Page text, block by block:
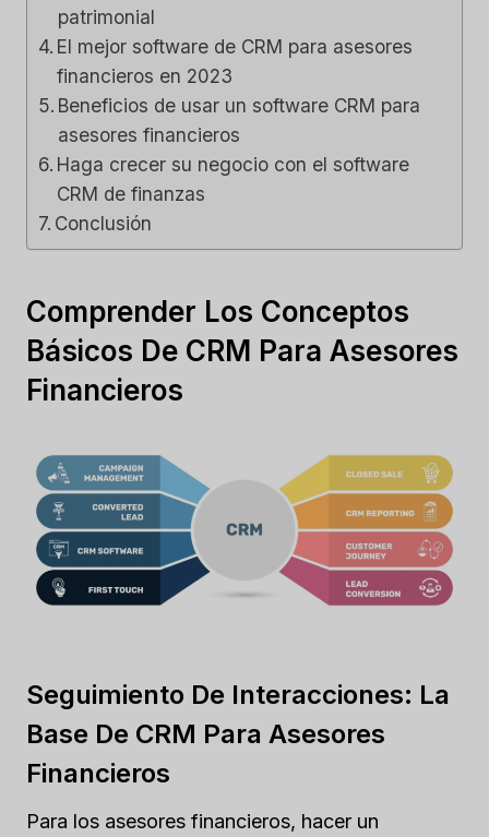
patrimonial
El mejor software de CRM para asesores
financieros en 2023
Beneficios de usar un software CRM para
asesores financieros
Haga crecer su negocio con el software
CRM de finanzas
Conclusión
Comprender Los Conceptos
Básicos De CRM Para Asesores
Financieros
Seguimiento De Interacciones: La
Base De CRM Para Asesores
Financieros
Para los asesores financieros, hacer un